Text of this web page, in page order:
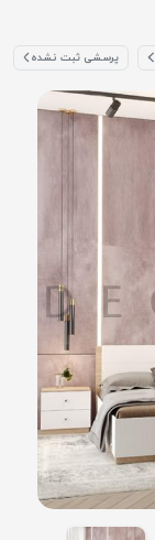
پرسشی ثبت نشده